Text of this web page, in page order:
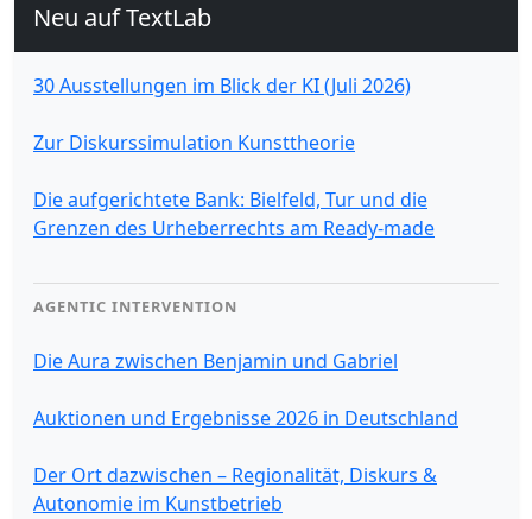
Neu auf TextLab
30 Ausstellungen im Blick der KI (Juli 2026)
Zur Diskurssimulation Kunsttheorie
Die aufgerichtete Bank: Bielfeld, Tur und die
Grenzen des Urheberrechts am Ready-made
AGENTIC INTERVENTION
Die Aura zwischen Benjamin und Gabriel
Auktionen und Ergebnisse 2026 in Deutschland
Der Ort dazwischen – Regionalität, Diskurs &
Autonomie im Kunstbetrieb